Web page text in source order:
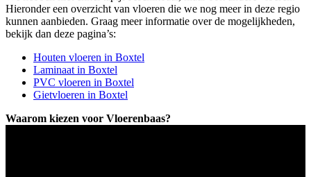
Hieronder een overzicht van vloeren die we nog meer in deze regio
kunnen aanbieden. Graag meer informatie over de mogelijkheden,
bekijk dan deze pagina’s:
Houten vloeren in Boxtel
Laminaat in Boxtel
PVC vloeren in Boxtel
Gietvloeren in Boxtel
Waarom kiezen voor Vloerenbaas?